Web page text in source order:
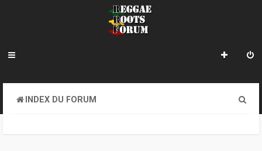
INDEX DU FORUM